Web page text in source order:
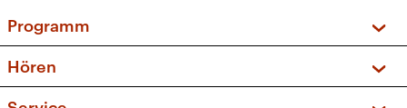
Programm
Sendungen und Podcasts
Hören